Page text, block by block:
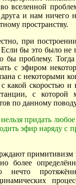
вселенной
друга и нам
пространству.
при
Если бы это было
бы проблему.
с эфиром
с некоторыми
с какой скоростью
с
по данному
придать
эфир наряду с
примитивизм
более
нечто